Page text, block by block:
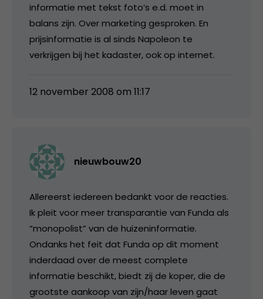
informatie met tekst foto’s e.d. moet in
balans zijn. Over marketing gesproken. En
prijsinformatie is al sinds Napoleon te
verkrijgen bij het kadaster, ook op internet.
12 november 2008 om 11:17
nieuwbouw20
Allereerst iedereen bedankt voor de reacties.
Ik pleit voor meer transparantie van Funda als
“monopolist” van de huizeninformatie.
Ondanks het feit dat Funda op dit moment
inderdaad over de meest complete
informatie beschikt, biedt zij de koper, die de
grootste aankoop van zijn/haar leven gaat